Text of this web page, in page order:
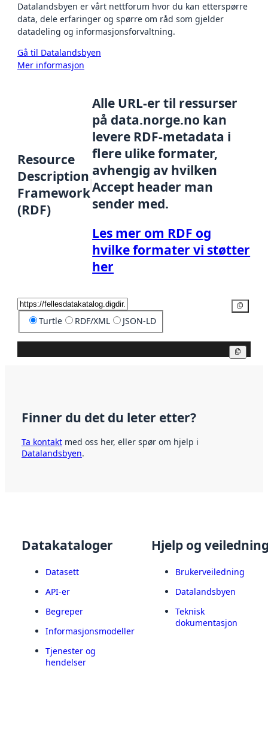
Datalandsbyen er vårt nettforum hvor du kan etterspørre
data, dele erfaringer og spørre om råd som gjelder
datadeling og informasjonsforvaltning.
Gå til Datalandsbyen
Mer informasjon
Resource
Description
Framework
(RDF)
Alle URL-er til ressurser
på data.norge.no kan
levere RDF-metadata i
flere ulike formater,
avhengig av hvilken
Accept header man
sender med.
Les mer om RDF og
hvilke formater vi støtter
her
Turtle RDF/XML JSON-LD
Finner du det du leter etter?
Ta kontakt med oss her, eller spør om hjelp i
Datalandsbyen.
Datakataloger
Datasett
API-er
Begreper
Informasjonsmodeller
Tjenester og
hendelser
Hjelp og
Brukerveiledning
Datalandsbyen
Teknisk
dokumentasjon